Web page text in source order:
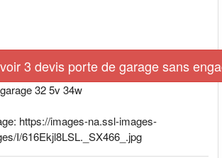
3 devis porte de garage sans
32 5v 34w
https://images-na.ssl-images-
I/616Ekjl8LSL._SX466_.jpg